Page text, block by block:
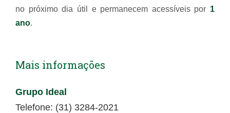
no próximo dia útil e permanecem acessíveis por 1
ano.
Mais informações
Grupo Ideal
Telefone: (31) 3284-2021